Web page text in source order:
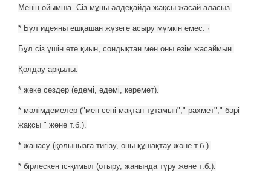
Менің ойымша. Сіз мұны әлдеқайда жақсы жасай аласыз.
* Бұл идеяны ешқашан жүзеге асыру мүмкін емес. ·
Бұл сіз үшін өте қиын, сондықтан мен оны өзім жасаймын.
Қолдау арқылы:
* жеке сөздер (әдемі, әдемі, керемет).
* мәлімдемелер ("мен сені мақтан тұтамын"," рахмет"," бәрі
жақсы " және т.б.).
* жанасу (қолыңызға тигізу, оны құшақтау және т.б.).
* бірлескен іс-қимыл (отыру, жанында тұру және т.б.).